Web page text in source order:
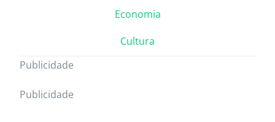
Economia
Cultura
Publicidade
Publicidade